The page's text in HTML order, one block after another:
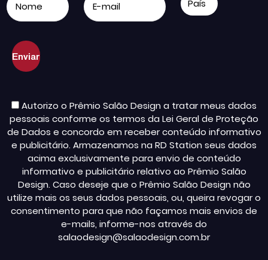
Autorizo o Prêmio Salão Design a tratar meus dados
pessoais conforme os termos da Lei Geral de Proteção
de Dados e concordo em receber conteúdo informativo
e publicitário. Armazenamos na RD Station seus dados
acima exclusivamente para envio de conteúdo
informativo e publicitário relativo ao Prêmio Salão
Design. Caso deseje que o Prêmio Salão Design não
utilize mais os seus dados pessoais, ou, queira revogar o
consentimento para que não façamos mais envios de
e-mails, informe-nos através do
salaodesign@salaodesign.com.br